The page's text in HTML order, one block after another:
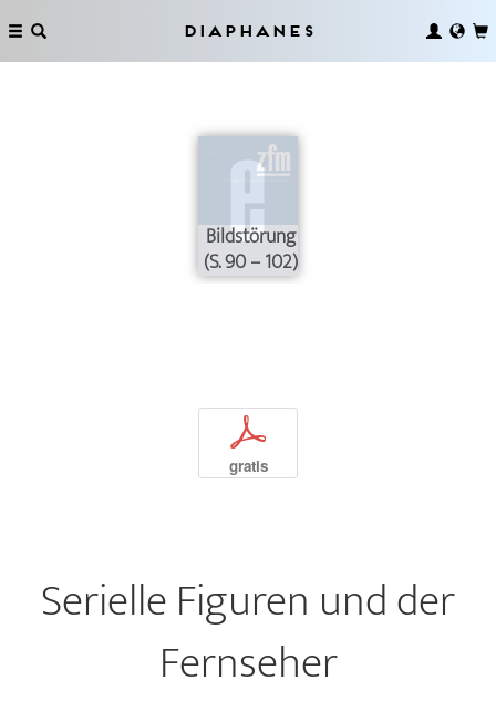
Diaphanes
Bildstörung
(S. 90 – 102)
p
gratis
Serielle Figuren und der
Fernseher